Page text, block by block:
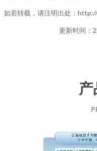
如若转载，请注明出处：
更新时间：